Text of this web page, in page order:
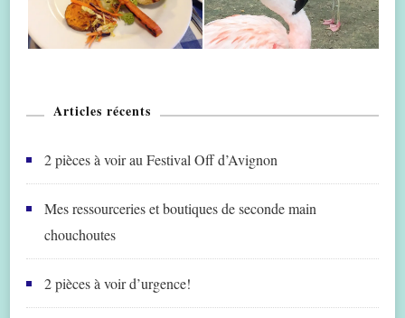
Articles récents
2 pièces à voir au Festival Off d’Avignon
Mes ressourceries et boutiques de seconde main
chouchoutes
2 pièces à voir d’urgence!